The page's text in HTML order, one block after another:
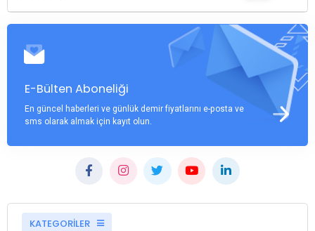
E-Bülten Aboneliği
En güncel haberleri ve günlük demir fiyatlarını e-posta ve
sms olarak almak için kayıt olun.
KATEGORİLER